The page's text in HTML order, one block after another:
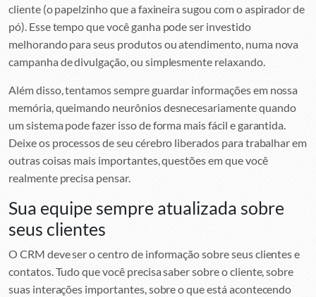
cliente (o papelzinho que a faxineira sugou com o aspirador de
pó). Esse tempo que você ganha pode ser investido
melhorando para seus produtos ou atendimento, numa nova
campanha de divulgação, ou simplesmente relaxando.
Além disso, tentamos sempre guardar informações em nossa
memória, queimando neurônios desnecesariamente quando
um sistema pode fazer isso de forma mais fácil e garantida.
Deixe os processos de seu cérebro liberados para trabalhar em
outras coisas mais importantes, questões em que você
realmente precisa pensar.
Sua equipe sempre atualizada sobre
seus clientes
O CRM deve ser o centro de informação sobre seus clientes e
contatos. Tudo que você precisa saber sobre o cliente, sobre
suas interações importantes, sobre o que está acontecendo